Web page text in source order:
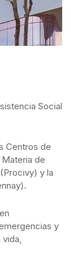
Social
Centros de
de
y la
y